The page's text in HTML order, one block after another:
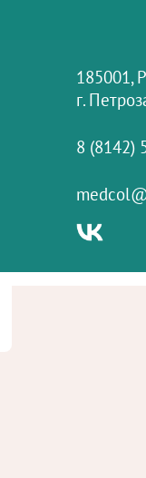
185001,
г.
8 (8142)